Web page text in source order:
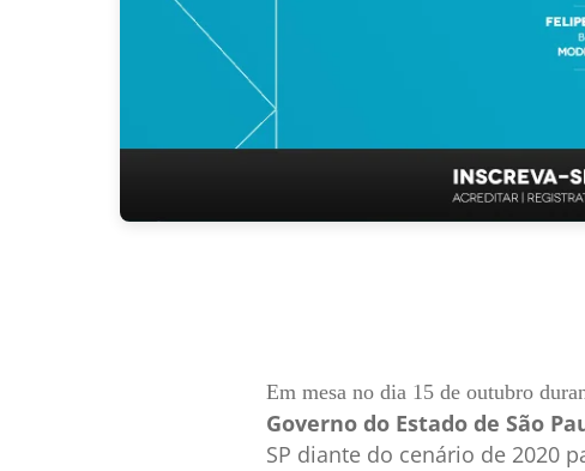
Em mesa no dia 15 de outubro
Governo do Estado de São
SP diante do cenário de 2020